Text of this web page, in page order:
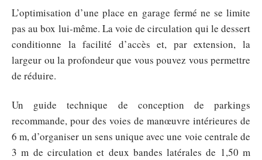
L’optimisation d’une place en garage fermé ne se limite
pas au box lui-même. La voie de circulation qui le dessert
conditionne la facilité d’accès et, par extension, la
largeur ou la profondeur que vous pouvez vous permettre
de réduire.
Un guide technique de conception de parkings
recommande, pour des voies de manœuvre intérieures de
6 m, d’organiser un sens unique avec une voie centrale de
3 m de circulation et deux bandes latérales de 1,50 m